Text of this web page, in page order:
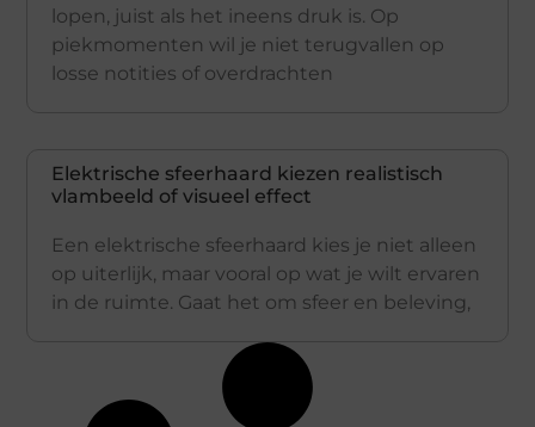
lopen, juist als het ineens druk is. Op
piekmomenten wil je niet terugvallen op
losse notities of overdrachten
Elektrische sfeerhaard kiezen realistisch
vlambeeld of visueel effect
Een elektrische sfeerhaard kies je niet alleen
op uiterlijk, maar vooral op wat je wilt ervaren
in de ruimte. Gaat het om sfeer en beleving,